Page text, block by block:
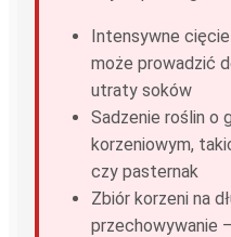
Intensywne
może prowadzić
utraty soków
Sadzenie roślin o
korzeniowym,
czy pasternak
Zbiór korzeni na
przechowywanie